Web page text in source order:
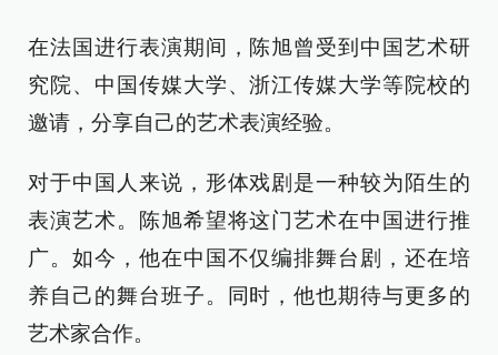
在法国进行表演期间，陈旭曾受到中国艺术研
究院、中国传媒大学、浙江传媒大学等院校的
邀请，分享自己的艺术表演经验。
对于中国人来说，形体戏剧是一种较为陌生的
表演艺术。陈旭希望将这门艺术在中国进行推
广。如今，他在中国不仅编排舞台剧，还在培
养自己的舞台班子。同时，他也期待与更多的
艺术家合作。